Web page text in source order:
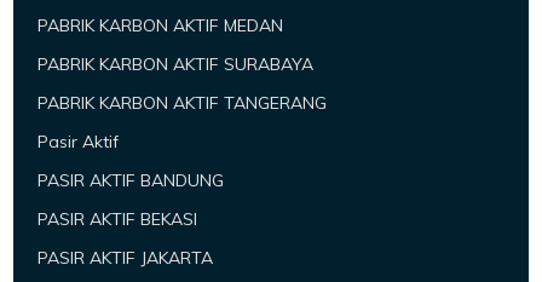
PABRIK KARBON AKTIF MEDAN
PABRIK KARBON AKTIF SURABAYA
PABRIK KARBON AKTIF TANGERANG
Pasir Aktif
PASIR AKTIF BANDUNG
PASIR AKTIF BEKASI
PASIR AKTIF JAKARTA